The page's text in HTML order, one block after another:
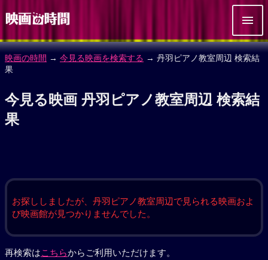
映画の時間 → 今見る映画を検索する → 丹羽ピアノ教室周辺 検索結
果
今見る映画 丹羽ピアノ教室周辺 検索結
果
お探ししましたが、丹羽ピアノ教室周辺で見られる映画およ
び映画館が見つかりませんでした。
再検索はこちらからご利用いただけます。